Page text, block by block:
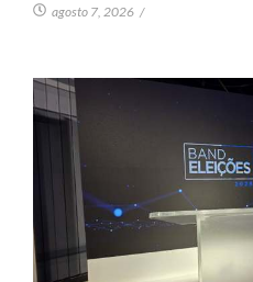
agosto 7, 2026 /